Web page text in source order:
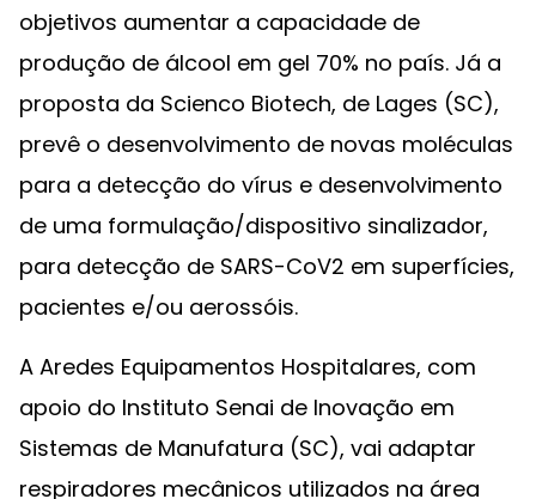
objetivos aumentar a capacidade de
produção de álcool em gel 70% no país. Já a
proposta da Scienco Biotech, de Lages (SC),
prevê o desenvolvimento de novas moléculas
para a detecção do vírus e desenvolvimento
de uma formulação/dispositivo sinalizador,
para detecção de SARS-CoV2 em superfícies,
pacientes e/ou aerossóis.
A Aredes Equipamentos Hospitalares, com
apoio do Instituto Senai de Inovação em
Sistemas de Manufatura (SC), vai adaptar
respiradores mecânicos utilizados na área